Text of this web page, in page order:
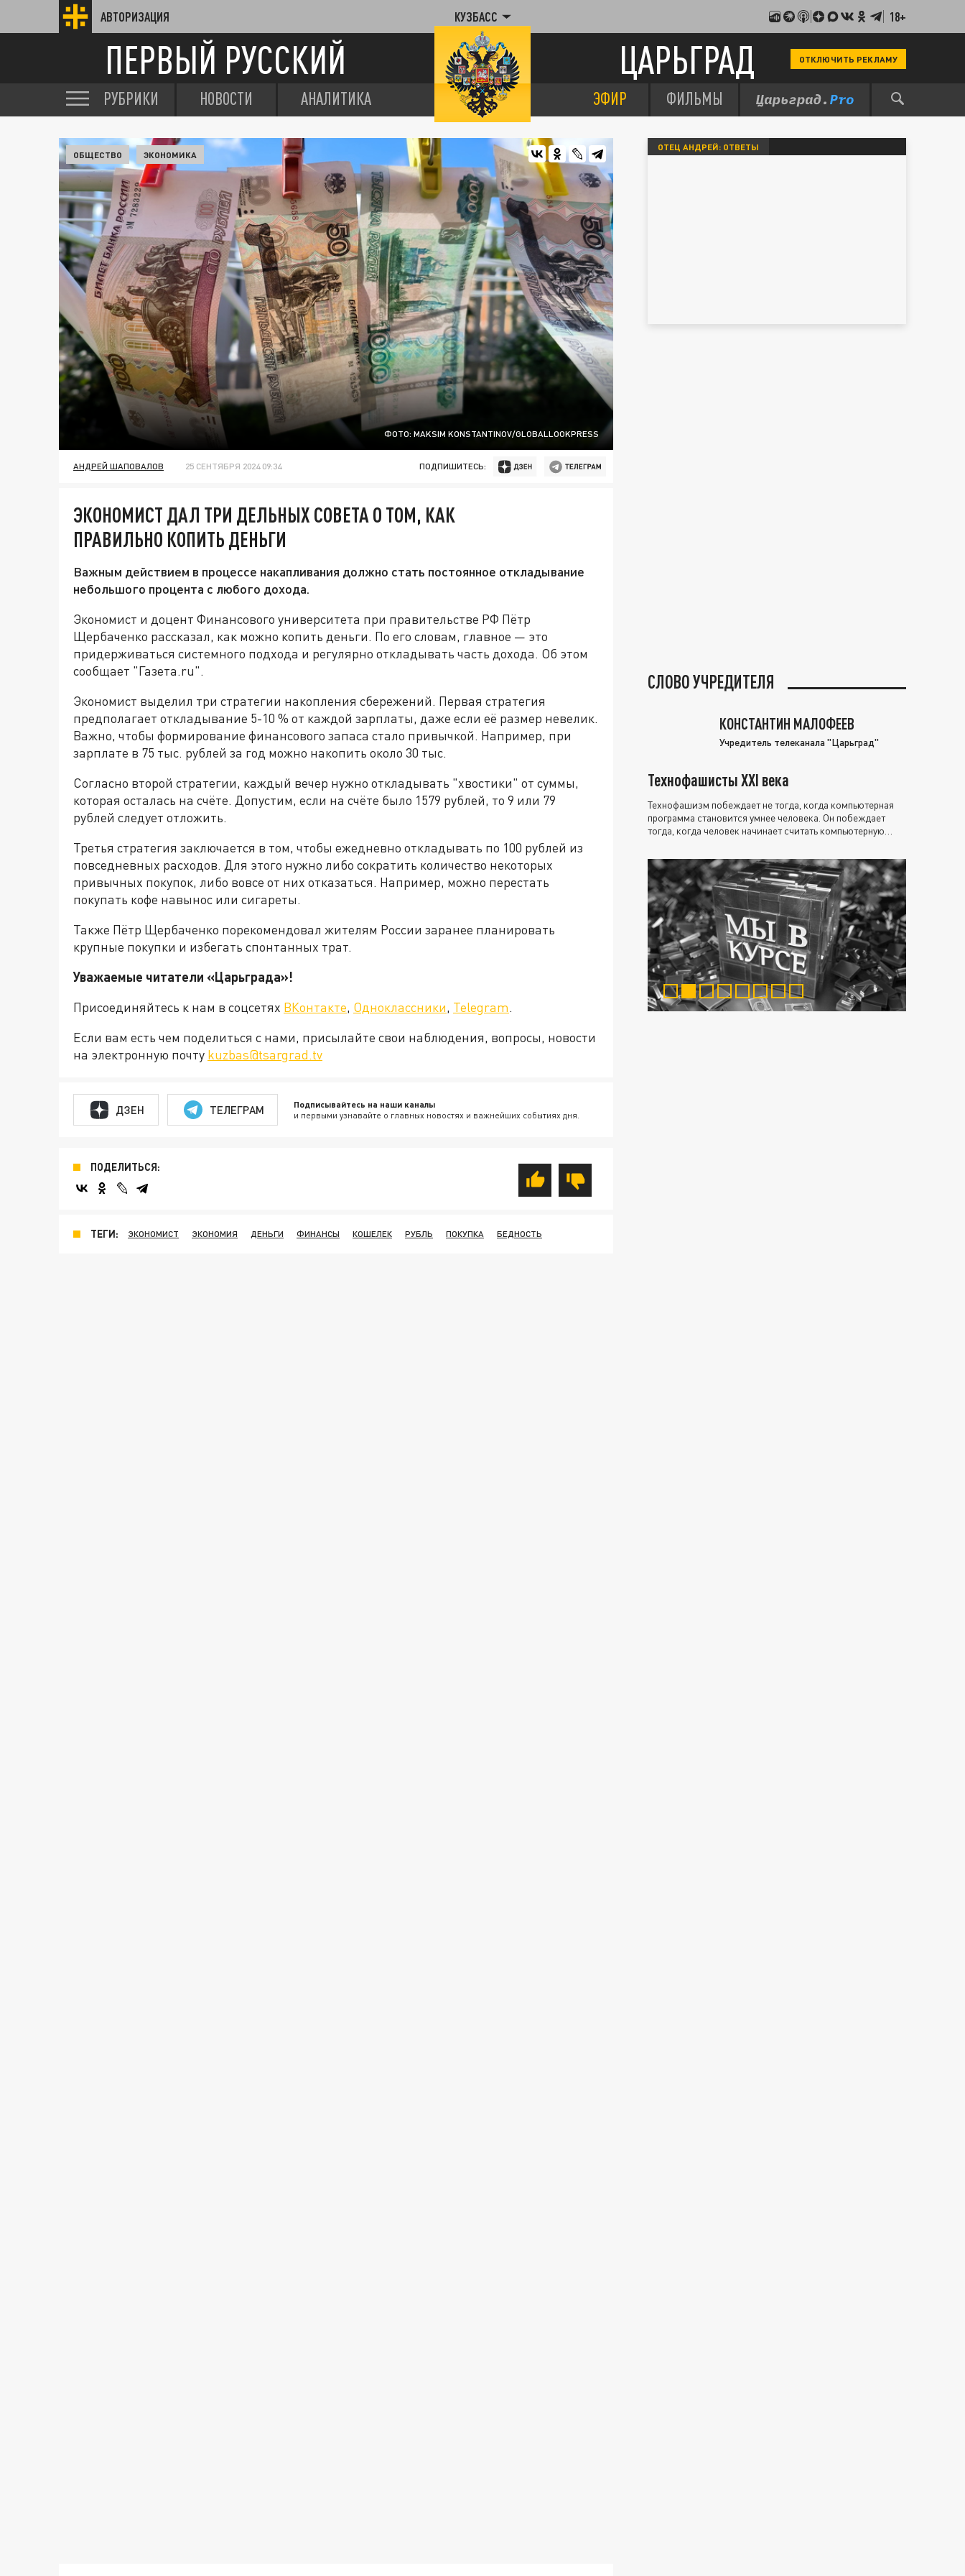
АВТОРИЗАЦИЯ КУЗБАСС 18+
ПЕРВЫЙ РУССКИЙ ЦАРЬГРАД ОТКЛЮЧИТЬ РЕКЛАМУ
РУБРИКИ НОВОСТИ АНАЛИТИКА ЭФИР ФИЛЬМЫ
ФОТО: MAKSIM KONSTANTINOV/GLOBALLOOKPRESS
ОБЩЕСТВО ЭКОНОМИКА
АНДРЕЙ ШАПОВАЛОВ 25 СЕНТЯБРЯ 2024 09:34 ПОДПИШИТЕСЬ:
ЭКОНОМИСТ ДАЛ ТРИ ДЕЛЬНЫХ СОВЕТА О ТОМ, КАК
ПРАВИЛЬНО КОПИТЬ ДЕНЬГИ
Важным действием в процессе накапливания должно стать постоянное откладывание
небольшого процента с любого дохода.
Экономист и доцент Финансового университета при правительстве РФ Пётр
Щербаченко рассказал, как можно копить деньги. По его словам, главное — это
придерживаться системного подхода и регулярно откладывать часть дохода. Об этом
сообщает "Газета.ru".
Экономист выделил три стратегии накопления сбережений. Первая стратегия
предполагает откладывание 5-10 % от каждой зарплаты, даже если её размер невелик.
Важно, чтобы формирование финансового запаса стало привычкой. Например, при
зарплате в 75 тыс. рублей за год можно накопить около 30 тыс.
Согласно второй стратегии, каждый вечер нужно откладывать "хвостики" от суммы,
которая осталась на счёте. Допустим, если на счёте было 1579 рублей, то 9 или 79
рублей следует отложить.
Третья стратегия заключается в том, чтобы ежедневно откладывать по 100 рублей из
повседневных расходов. Для этого нужно либо сократить количество некоторых
привычных покупок, либо вовсе от них отказаться. Например, можно перестать
покупать кофе навынос или сигареты.
Также Пётр Щербаченко порекомендовал жителям России заранее планировать
крупные покупки и избегать спонтанных трат.
Уважаемые читатели «Царьграда»!
Присоединяйтесь к нам в соцсетях ВКонтакте, Одноклассники, Telegram.
Если вам есть чем поделиться с нами, присылайте свои наблюдения, вопросы, новости
на электронную почту kuzbas@tsargrad.tv
ДЗЕН ТЕЛЕГРАМ Подписывайтесь на наши каналы
и первыми узнавайте о главных новостях и важнейших событиях дня.
ПОДЕЛИТЬСЯ:
ТЕГИ: ЭКОНОМИСТ ЭКОНОМИЯ ДЕНЬГИ ФИНАНСЫ КОШЕЛЕК РУБЛЬ ПОКУПКА БЕДНОСТЬ
ОТЕЦ АНДРЕЙ: ОТВЕТЫ
СЛОВО УЧРЕДИТЕЛЯ
КОНСТАНТИН МАЛОФЕЕВ
Учредитель телеканала "Царьград"
Технофашисты XXI века
Технофашизм побеждает не тогда, когда компьютерная
программа становится умнее человека. Он побеждает
тогда, когда человек начинает считать компьютерную